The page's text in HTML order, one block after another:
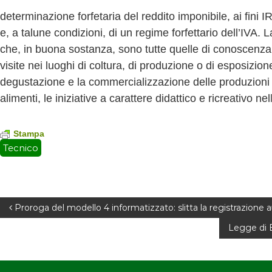
v
a
determinazione forfetaria del reddito imponibile, ai fini
e, a talune condizioni, di un regime forfettario dell’IVA.
che, in buona sostanza, sono tutte quelle di
visite nei luoghi di coltura, di produzione o di
degustazione e la commercializzazione delle
alimenti, le iniziative a carattere didattico e ricreativo
Stampa
Tecnico
N
v
Proroga del modello 4 informatizzato: slitta la registrazione
Legge di